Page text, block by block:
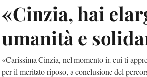
«Cinzia, hai
umanità e
«Carissima Cinzia, nel momento in cui ti
per il meritato riposo, a conclusione del